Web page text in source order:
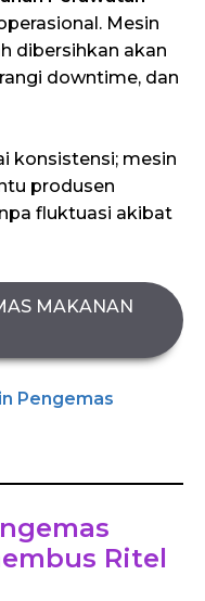
Mesin
dibersihkan akan
downtime, dan
konsistensi; mesin
produsen
fluktuasi akibat
MAKANAN
Pengemas
Ritel